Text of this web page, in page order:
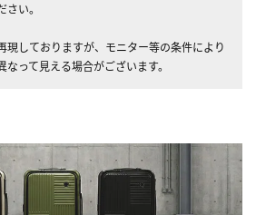
い。
現しておりますが、モニター等の条件により
って見える場合がございます。